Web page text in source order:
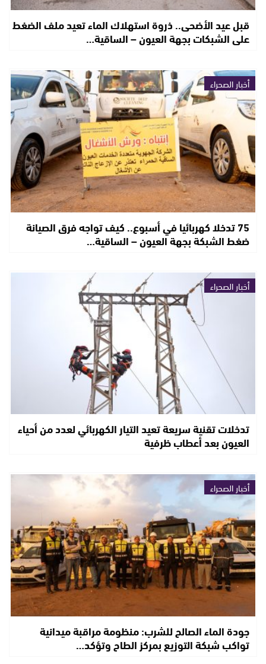
قبل عيد الأضحى.. ذروة استهلاك الماء تعيد ملف الضغط
على الشبكات بجهة العيون – الساقية…
أخبار الصحراء
75 تدخلا كهربائيا في أسبوع.. كيف تواجه فرق الصيانة
ضغط الشبكة بجهة العيون – الساقية…
أخبار الصحراء
تدخلات تقنية سريعة تعيد التيار الكهربائي لعدد من أحياء
العيون بعد أعطاب ظرفية
أخبار الصحراء
جودة الماء الصالح للشرب: منظومة مراقبة ميدانية
تواكب شبكة التوزيع بمركز الطاح وتؤكد…